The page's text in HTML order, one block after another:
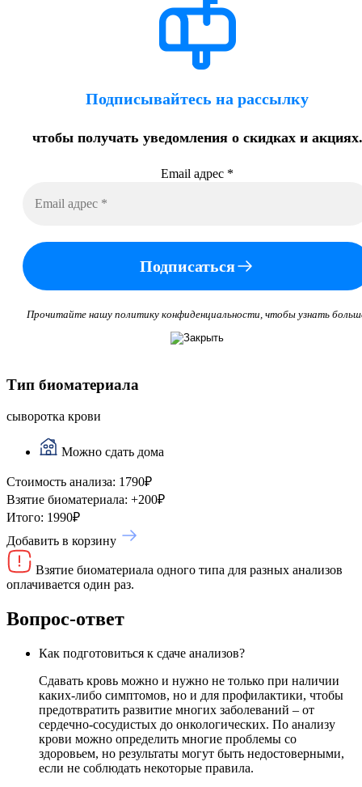
Подписывайтесь на рассылку
чтобы получать уведомления о скидках и акциях.
Email адрес *
Подписаться
Прочитайте нашу политику конфиденциальности, чтобы узнать
Тип биоматериала
сыворотка крови
Можно сдать дома
Стоимость анализа: 1790₽
Взятие биоматериала: +200₽
Итого: 1990₽
Добавить в корзину
Взятие биоматериала одного типа для разных анализов
оплачивается один раз.
Вопрос-ответ
Как подготовиться к сдаче анализов?
Сдавать кровь можно и нужно не только при наличии
каких-либо симптомов, но и для профилактики, чтобы
предотвратить развитие многих заболеваний – от
сердечно-сосудистых до онкологических. По анализу
крови можно определить многие проблемы со
здоровьем, но результаты могут быть недостоверными,
если не соблюдать некоторые правила.